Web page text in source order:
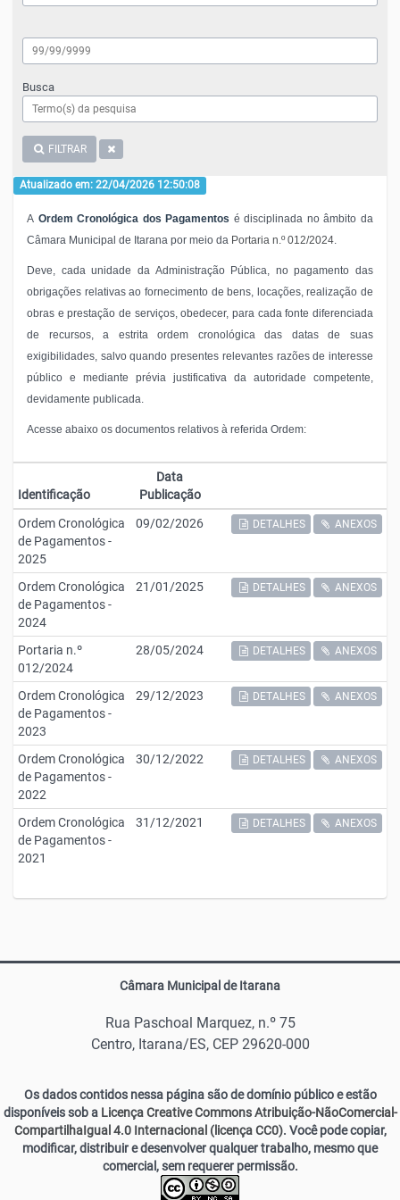
Busca
FILTRAR
Atualizado em: 22/04/2026 12:50:08
A Ordem Cronológica dos Pagamentos é disciplinada no âmbito da
Câmara Municipal de Itarana por meio da Portaria n.º 012/2024
Deve, cada unidade da Administração Pública, no pagamento das
obrigações relativas ao fornecimento de bens, locações, realização de
obras e prestação de serviços, obedecer, para cada fonte diferenciada
de recursos, a estrita ordem cronológica das datas de suas
exigibilidades, salvo quando presentes relevantes razões de interesse
público e mediante prévia justificativa da autoridade competente,
devidamente publicada.
Acesse abaixo os documentos relativos à referida Ordem:
Identificação
Data
Publicação
Ordem Cronológica
de Pagamentos -
2025
09/02/2026 DETALHES ANEXOS
Ordem Cronológica
de Pagamentos -
2024
21/01/2025 DETALHES ANEXOS
Portaria n.º
012/2024
28/05/2024 DETALHES ANEXOS
Ordem Cronológica
de Pagamentos -
2023
29/12/2023 DETALHES ANEXOS
Ordem Cronológica
de Pagamentos -
2022
30/12/2022 DETALHES ANEXOS
Ordem Cronológica
de Pagamentos -
2021
31/12/2021 DETALHES ANEXOS
Câmara Municipal de Itarana
Rua Paschoal Marquez, n.º 75
Centro, Itarana/ES, CEP 29620-000
Os dados contidos nessa página são de domínio público e estão
disponíveis sob a Licença Creative Commons Atribuição-NãoComercial-
CompartilhaIgual 4.0 Internacional (licença CC0). Você pode copiar,
modificar, distribuir e desenvolver qualquer trabalho, mesmo que
comercial, sem requerer permissão.